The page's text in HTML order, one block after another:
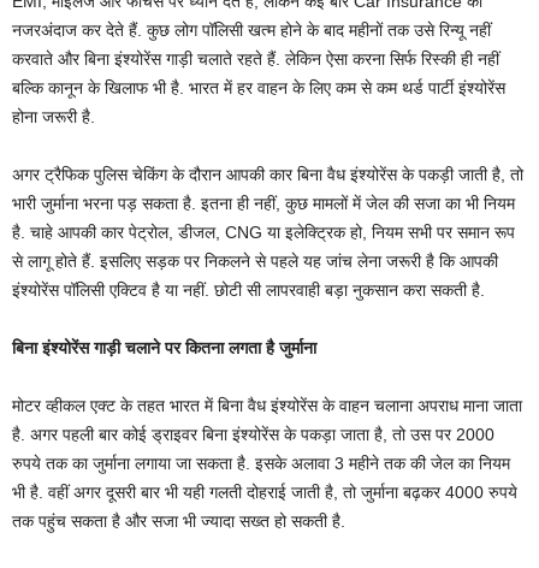
नजरअंदाज कर देते हैं. कुछ लोग पॉलिसी खत्म होने के बाद महीनों तक उसे रिन्यू नहीं
करवाते और बिना इंश्योरेंस गाड़ी चलाते रहते हैं. लेकिन ऐसा करना सिर्फ रिस्की ही नहीं
बल्कि कानून के खिलाफ भी है. भारत में हर वाहन के लिए कम से कम थर्ड पार्टी इंश्योरेंस
होना जरूरी है.
अगर ट्रैफिक पुलिस चेकिंग के दौरान आपकी कार बिना वैध इंश्योरेंस के पकड़ी जाती है, तो
भारी जुर्माना भरना पड़ सकता है. इतना ही नहीं, कुछ मामलों में जेल की सजा का भी नियम
है. चाहे आपकी कार पेट्रोल, डीजल, CNG या इलेक्ट्रिक हो, नियम सभी पर समान रूप
से लागू होते हैं. इसलिए सड़क पर निकलने से पहले यह जांच लेना जरूरी है कि आपकी
इंश्योरेंस पॉलिसी एक्टिव है या नहीं. छोटी सी लापरवाही बड़ा नुकसान करा सकती है.
बिना इंश्योरेंस गाड़ी चलाने पर कितना लगता है जुर्माना
मोटर व्हीकल एक्ट के तहत भारत में बिना वैध इंश्योरेंस के वाहन चलाना अपराध माना जाता
है. अगर पहली बार कोई ड्राइवर बिना इंश्योरेंस के पकड़ा जाता है, तो उस पर 2000
रुपये तक का जुर्माना लगाया जा सकता है. इसके अलावा 3 महीने तक की जेल का नियम
भी है. वहीं अगर दूसरी बार भी यही गलती दोहराई जाती है, तो जुर्माना बढ़कर 4000 रुपये
तक पहुंच सकता है और सजा भी ज्यादा सख्त हो सकती है.